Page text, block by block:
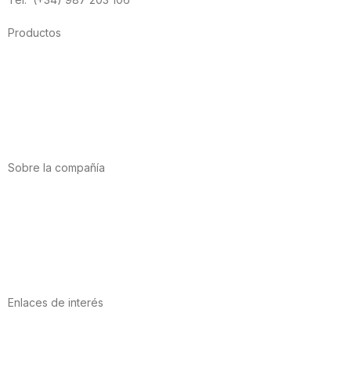
Productos
Sobre la compañía
Enlaces de interés